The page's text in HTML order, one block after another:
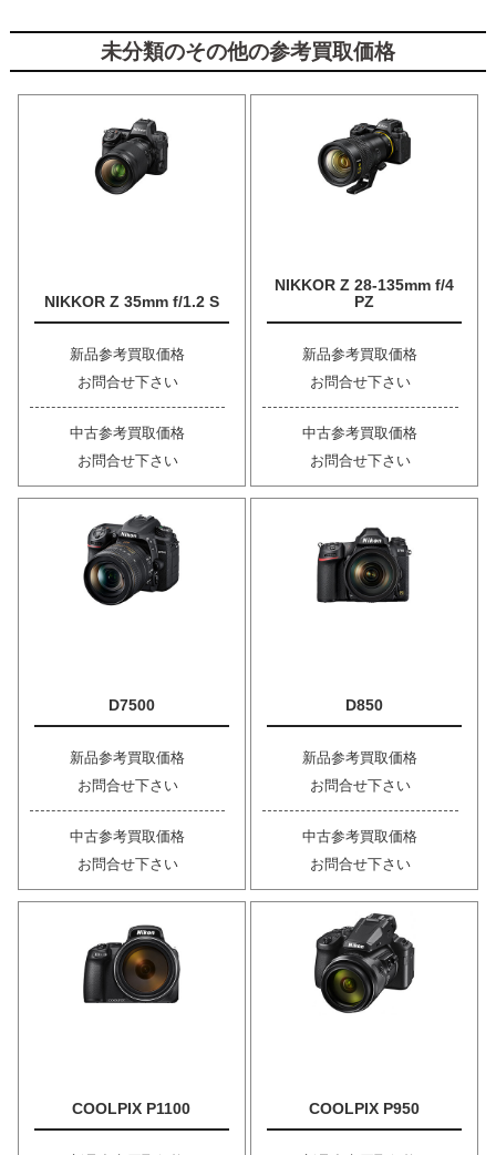
未分類のその他の参考買取価格
NIKKOR Z 35mm f/1.2 S
新品参考買取価格
お問合せ下さい
中古参考買取価格
お問合せ下さい
NIKKOR Z 28-135mm f/4
PZ
新品参考買取価格
お問合せ下さい
中古参考買取価格
お問合せ下さい
D7500
新品参考買取価格
お問合せ下さい
中古参考買取価格
お問合せ下さい
D850
新品参考買取価格
お問合せ下さい
中古参考買取価格
お問合せ下さい
COOLPIX P1100 COOLPIX P950